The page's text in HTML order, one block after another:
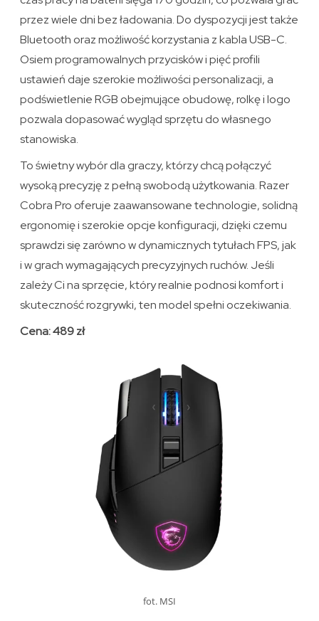
przez wiele dni bez ładowania. Do dyspozycji jest także
Bluetooth oraz możliwość korzystania z kabla USB-C.
Osiem programowalnych przycisków i pięć profili
ustawień daje szerokie możliwości personalizacji, a
podświetlenie RGB obejmujące obudowę, rolkę i logo
pozwala dopasować wygląd sprzętu do własnego
stanowiska.
To świetny wybór dla graczy, którzy chcą połączyć
wysoką precyzję z pełną swobodą użytkowania. Razer
Cobra Pro oferuje zaawansowane technologie, solidną
ergonomię i szerokie opcje konfiguracji, dzięki czemu
sprawdzi się zarówno w dynamicznych tytułach FPS, jak
i w grach wymagających precyzyjnych ruchów. Jeśli
zależy Ci na sprzęcie, który realnie podnosi komfort i
skuteczność rozgrywki, ten model spełni oczekiwania.
Cena: 489 zł
fot. MSI